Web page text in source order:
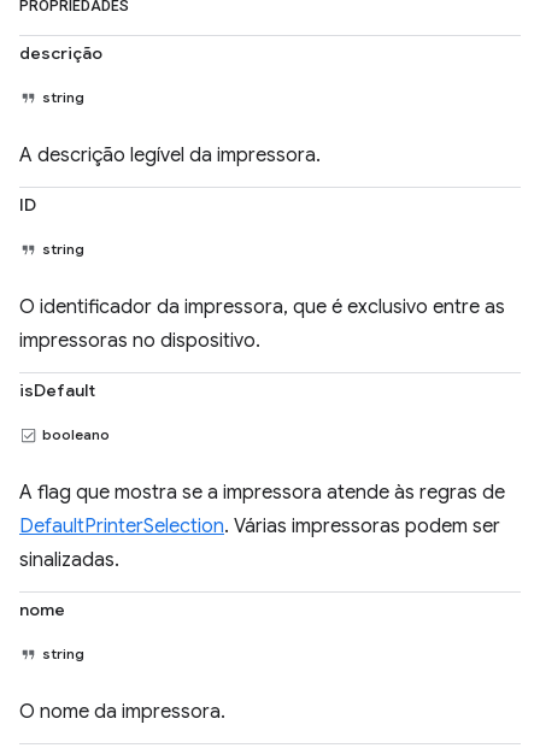
PROPRIEDADES
descrição
string
A descrição legível da impressora.
ID
string
O identificador da impressora, que é exclusivo entre as
impressoras no dispositivo.
isDefault
booleano
A flag que mostra se a impressora atende às regras de
DefaultPrinterSelection. Várias impressoras podem ser
sinalizadas.
nome
string
O nome da impressora.